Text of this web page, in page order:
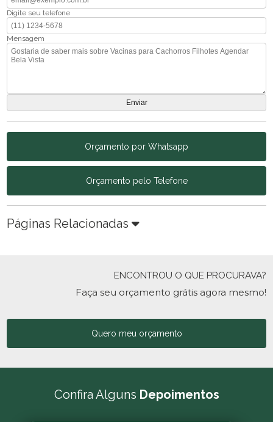
Digite seu telefone
Mensagem
Orçamento por Whatsapp
Orçamento pelo Telefone
Páginas Relacionadas
ENCONTROU O QUE PROCURAVA?
Faça seu orçamento grátis agora mesmo!
Quero meu orçamento
Confira Alguns Depoimentos